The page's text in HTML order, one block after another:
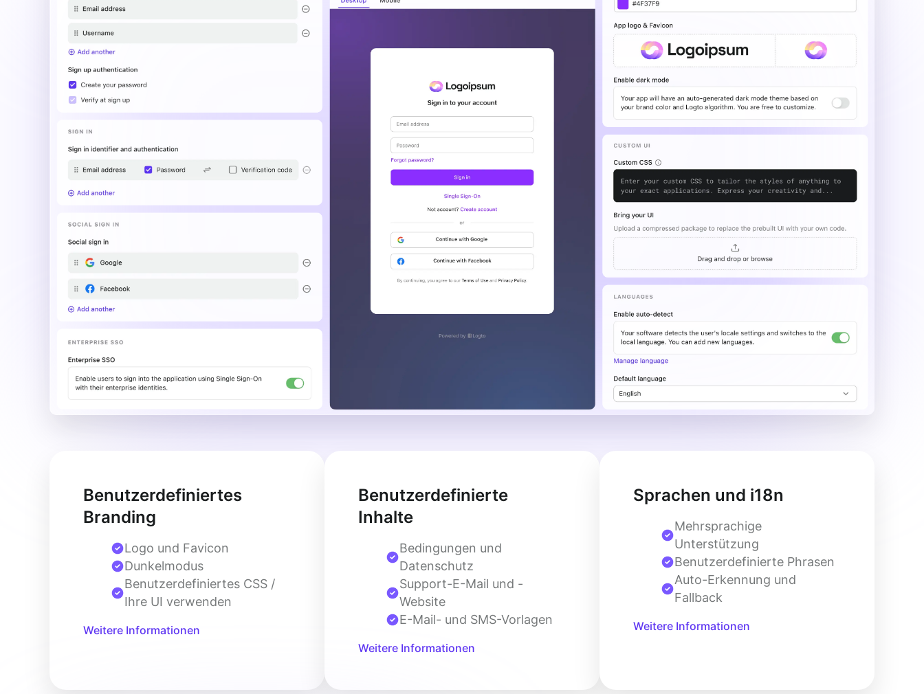
Benutzerdefiniertes
Branding
Logo und Favicon
Dunkelmodus
Benutzerdefiniertes CSS /
Ihre UI verwenden
Weitere Informationen
Benutzerdefinierte
Inhalte
Bedingungen und
Datenschutz
Support-E-Mail und -
Website
E-Mail- und SMS-Vorlagen
Weitere Informationen
Sprachen und i18n
Mehrsprachige
Unterstützung
Benutzerdefinierte Phrasen
Auto-Erkennung und
Fallback
Weitere Informationen